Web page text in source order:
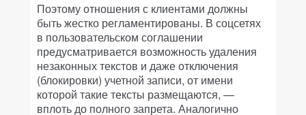
Поэтому отношения с клиентами должны
быть жестко регламентированы. В соцсетях
в пользовательском соглашении
предусматривается возможность удаления
незаконных текстов и даже отключения
(блокировки) учетной записи, от имени
которой такие тексты размещаются, —
вплоть до полного запрета. Аналогично